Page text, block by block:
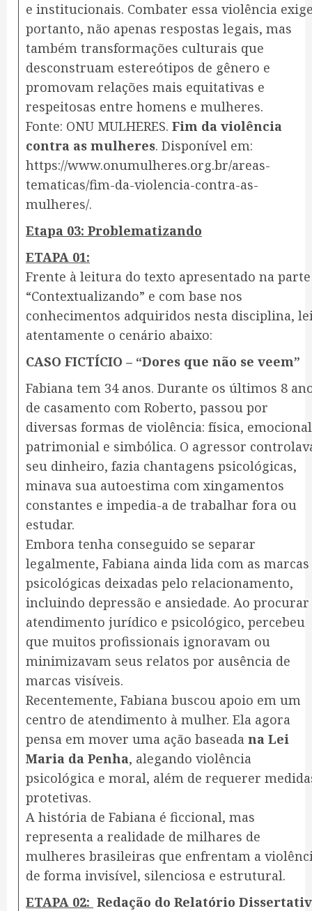
e institucionais. Combater essa violência
portanto, não apenas respostas legais, mas
também transformações culturais que
desconstruam estereótipos de gênero e
promovam relações mais equitativas e
respeitosas entre homens e mulheres.
Fonte: ONU MULHERES. Fim da violência
contra as mulheres. Disponível em:
https://www.onumulheres.org.br/areas-
tematicas/fim-da-violencia-contra-as-
mulheres/.
Etapa 03: Problematizando
ETAPA 01:
Frente à leitura do texto apresentado na parte
“Contextualizando” e com base nos
conhecimentos adquiridos nesta disciplina,
atentamente o cenário abaixo:
CASO FICTÍCIO – “Dores que não se veem”
Fabiana tem 34 anos. Durante os últimos 8
de casamento com Roberto, passou por
diversas formas de violência: física,
patrimonial e simbólica. O agressor
seu dinheiro, fazia chantagens psicológicas,
minava sua autoestima com xingamentos
constantes e impedia-a de trabalhar fora ou
estudar.
Embora tenha conseguido se separar
legalmente, Fabiana ainda lida com as marcas
psicológicas deixadas pelo relacionamento,
incluindo depressão e ansiedade. Ao procurar
atendimento jurídico e psicológico, percebeu
que muitos profissionais ignoravam ou
minimizavam seus relatos por ausência de
marcas visíveis.
Recentemente, Fabiana buscou apoio em um
centro de atendimento à mulher. Ela agora
pensa em mover uma ação baseada na Lei
Maria da Penha, alegando violência
psicológica e moral, além de requerer
protetivas.
A história de Fabiana é ficcional, mas
representa a realidade de milhares de
mulheres brasileiras que enfrentam a
de forma invisível, silenciosa e estrutural.
ETAPA 02: Redação do Relatório